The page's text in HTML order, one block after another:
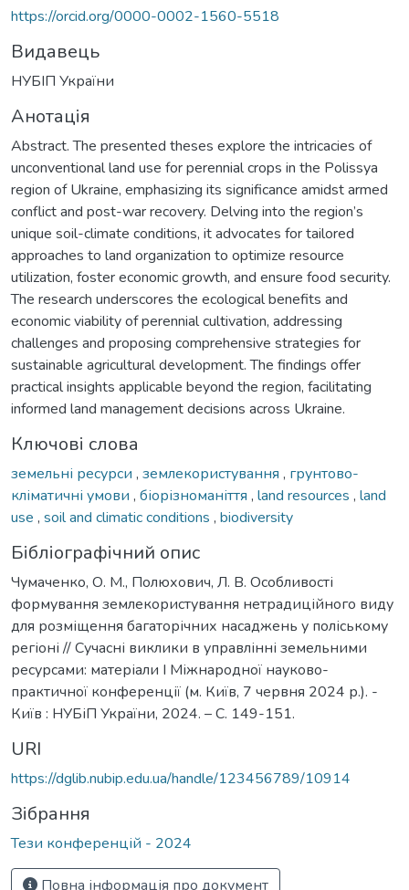
https://orcid.org/0000-0002-1560-5518
Видавець
НУБІП України
Анотація
Abstract. The presented theses explore the intricacies of
unconventional land use for perennial crops in the Polissya
region of Ukraine, emphasizing its significance amidst armed
conflict and post-war recovery. Delving into the region’s
unique soil-climate conditions, it advocates for tailored
approaches to land organization to optimize resource
utilization, foster economic growth, and ensure food security.
The research underscores the ecological benefits and
economic viability of perennial cultivation, addressing
challenges and proposing comprehensive strategies for
sustainable agricultural development. The findings offer
practical insights applicable beyond the region, facilitating
informed land management decisions across Ukraine.
Ключові слова
земельні ресурси , землекористування , грунтово-
кліматичні умови , біорізноманіття , land resources , land
use , soil and climatic conditions , biodiversity
Бібліографічний опис
Чумаченко, О. М., Полюхович, Л. В. Особливості
формування землекористування нетрадиційного виду
для розміщення багаторічних насаджень у поліському
регіоні // Сучасні виклики в управлінні земельними
ресурсами: матеріали І Міжнародної науково-
практичної конференції (м. Київ, 7 червня 2024 р.). -
Київ : НУБіП України, 2024. – С. 149-151.
URI
https://dglib.nubip.edu.ua/handle/123456789/10914
Зібрання
Тези конференцій - 2024
Повна інформація про документ